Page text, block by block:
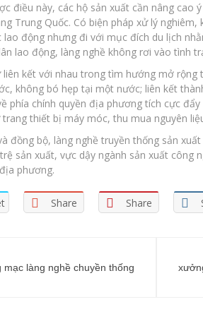
điều này, các hộ sản xuất cần nâng cao
Trung Quốc. Có biện pháp xử lý
lao động nhưng đi với mục đích du lịch
lao động, làng nghề không rơi vào tình
liên kết với nhau trong tìm hướng mở
không bó hẹp tại một nước; liên kết
phía chính quyền địa phương tích cực
thiết bị máy móc, thu mua nguyên
đồng bộ, làng nghề truyền thống sản
sản xuất, vực dậy ngành sản xuất công
phương.
Share Share
làng nghề chuyền thống